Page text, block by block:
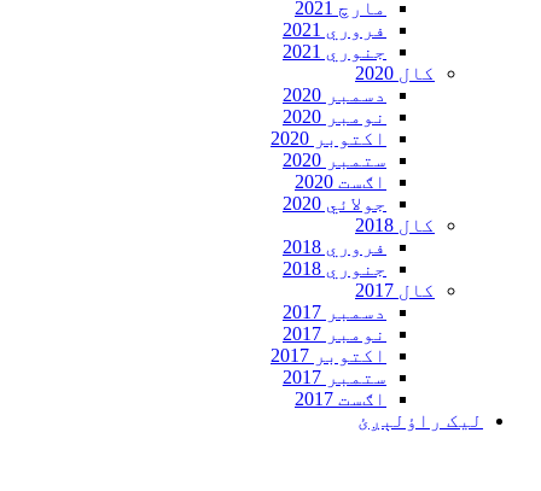
مارچ 2021
فروري 2021
جنوري 2021
کال 2020
دسمبر 2020
نومبر 2020
اکتوبر 2020
ستمبر 2020
اګست 2020
جولائي 2020
کال 2018
فروري 2018
جنوري 2018
کال 2017
دسمبر 2017
نومبر 2017
اکتوبر 2017
ستمبر 2017
اګست 2017
ليک راؤلېږئ